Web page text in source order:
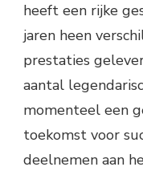
heeft een rijke
jaren heen
prestaties
aantal
momenteel een
toekomst voor
deelnemen aan